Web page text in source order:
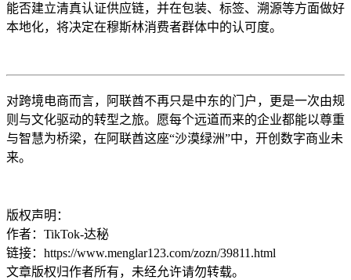
能否建立清真认证供应链，并在包装、标签、溯源等方面做好
本地化，将决定在穆斯林消费者群体中的认可度。
对跨境电商而言，阿联酋不再只是中东的门户，更是一次由规
则与文化驱动的转型之旅。愿每个远道而来的企业都能以尊重
与智慧为桥梁，在阿联酋这座“沙漠绿洲”中，开创数字商业未
来。
版权声明：
作者：TikTok-达秘
链接：https://www.menglar123.com/zozn/39811.html
文章版权归作者所有，未经允许请勿转载。